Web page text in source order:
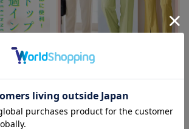
お気に入り商品を確認する
春夏を快適に過ごせるマタニティパ
ンツ特集